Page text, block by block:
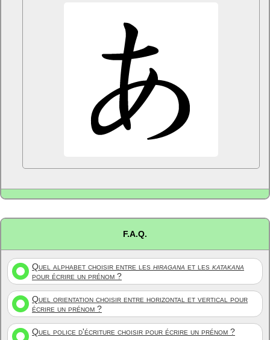
F.A.Q.
Quel alphabet choisir entre les hiragana et les katakana
pour écrire un prénom ?
Quel orientation choisir entre horizontal et vertical pour
écrire un prénom ?
Quel police d'écriture choisir pour écrire un prénom ?